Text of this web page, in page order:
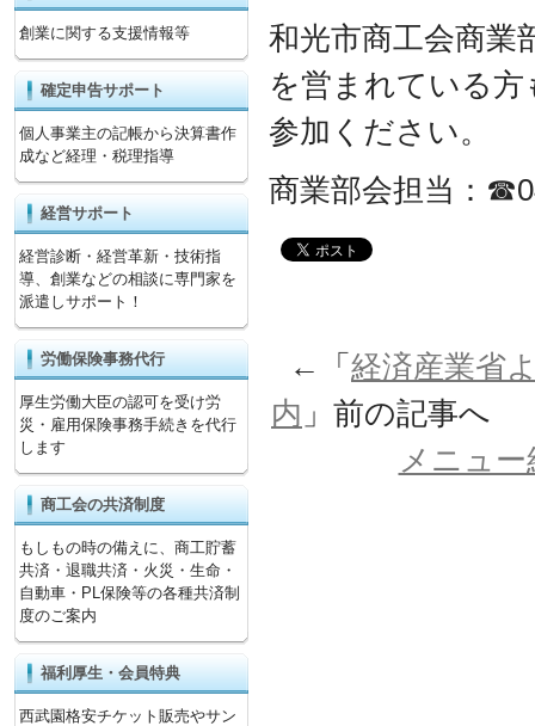
和光市商工会商業
を営まれている
参加ください。
商業部会担当：
←「 経済産業省
内 」前の記事
メニュ
創業に関する支援情報等
確定申告サポート
個人事業主の記帳から決算書作
成など経理・税理指導
経営サポート
経営診断・経営革新・技術指
導、創業などの相談に専門家を
派遣しサポート！
労働保険事務代行
厚生労働大臣の認可を受け労
災・雇用保険事務手続きを代行
します
商工会の共済制度
もしもの時の備えに、商工貯蓄
共済・退職共済・火災・生命・
自動車・PL保険等の各種共済制
度のご案内
福利厚生・会員特典
西武園格安チケット販売やサン